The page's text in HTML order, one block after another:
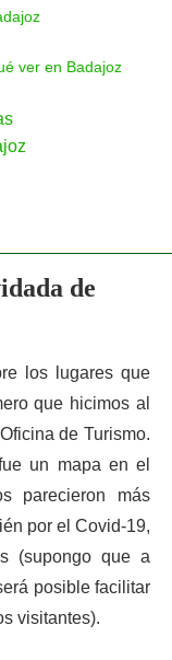
ver en Badajoz
de
los lugares que
que hicimos al
de Turismo.
un mapa en el
parecieron más
por el Covid-19,
(supongo que a
posible facilitar
visitantes).